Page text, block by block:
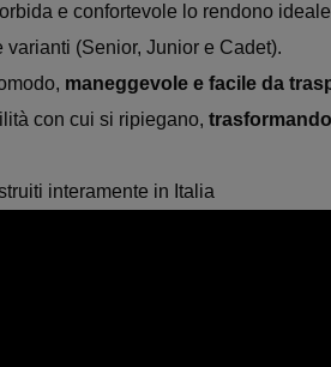
e confortevole lo rendono
(Senior, Junior e Cadet).
maneggevole e facile da
con cui si ripiegano,
interamente in Italia